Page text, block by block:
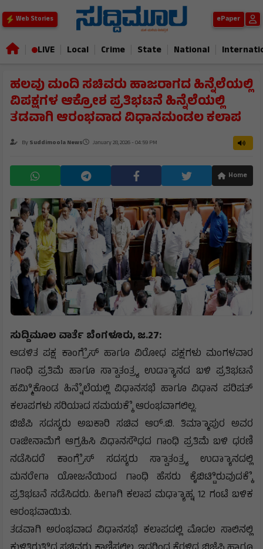
Web Stories ePaper
LIVE Local Crime State National
ಹಲವು ಮಂದಿ ಸಚಿವರು ಹಾಜರಾಗದ ಹಿನ್ನೆಲೆಯಲ್ಲಿ
ವಿಪಕ್ಷಗಳ ಆಕ್ರೋಶ ಪ್ರತಿಭಟನೆ ಹಿನ್ನೆಲೆಯಲ್ಲಿ
ತಡವಾಗಿ ಆರಂಭವಾದ ವಿಧಾನಮಂಡಲ ಕಲಾಪ
BySuddimoola News January 28, 2026 - 04:59 PM
Home
ಸುದ್ದಿಮೂಲ ವಾರ್ತೆ ಬೆಂಗಳೂರು, ಜ.27:
ಆಡಳಿತ ಪಕ್ಷ ಕಾಂಗ್ರೆೆಸ್ ಹಾಗೂ ವಿರೋಧ ಪಕ್ಷಗಳು ಮಂಗಳವಾರ
ಗಾಂಧಿ ಪ್ರತಿಮೆ ಹಾಗೂ ಸ್ವಾಾತಂತ್ರ್ಯ ಉದ್ಯಾಾನದ ಬಳಿ ಪ್ರತಿಭಟನೆ
ಹಮ್ಮಿಿಕೊಂಡ ಹಿನ್ನೆೆಲೆಯಲ್ಲಿ ವಿಧಾನಸಭೆ ಹಾಗೂ ವಿಧಾನ ಪರಿಷತ್
ಕಲಾಪಗಳು ಸರಿಯಾದ ಸಮಯಕ್ಕೆೆ ಆರಂಭವಾಗಲಿಲ್ಲ.
ಬಿಜೆಪಿ ಸದಸ್ಯರು ಅಬಕಾರಿ ಸಚಿವ ಆರ್.ಬಿ. ತಿಮ್ಮಾಾಪುರ ಅವರ
ರಾಜೀನಾಮೆಗೆ ಆಗ್ರಹಿಸಿ ವಿಧಾನಸೌಧದ ಗಾಂಧಿ ಪ್ರತಿಮೆ ಬಳಿ ಧರಣಿ
ನಡೆಸಿದರೆ ಕಾಂಗ್ರೆೆಸ್ ಸದಸ್ಯರು ಸ್ವಾಾತಂತ್ರ್ಯ ಉದ್ಯಾಾನದಲ್ಲಿ
ಮನರೇಗಾ ಯೋಜನೆಯಿಂದ ಗಾಂಧಿ ಹೆಸರು ಕೈಬಿಟ್ಟಿಿರುವುದಕ್ಕೆೆ
ಪ್ರತಿಭಟನೆ ನಡೆಸಿದರು. ಹೀಗಾಗಿ ಕಲಾಪ ಮಧ್ಯಾಾಹ್ನ 12 ಗಂಟೆ ಬಳಿಕ
ಆರಂಭವಾಯಿತು.
ತಡವಾಗಿ ಅರಂಭವಾದ ವಿಧಾನಸಭೆ ಕಲಾಪದಲ್ಲಿ ಮೊದಲ ಸಾಲಿನಲ್ಲಿ